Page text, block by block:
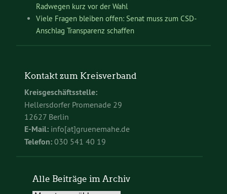
Radwegen kurz vor der Wahl
Viele Fragen bleiben offen: Senat muss zum CSD-
Anschlag Transparenz schaffen
Kontakt zum Kreisverband
Kreisgeschäftsstelle:
Hellersdorfer Promenade 29
12627 Berlin
E-Mail: info[at]gruenemahe.de
Telefon: 030 541 40 19
Alle Beiträge im Archiv